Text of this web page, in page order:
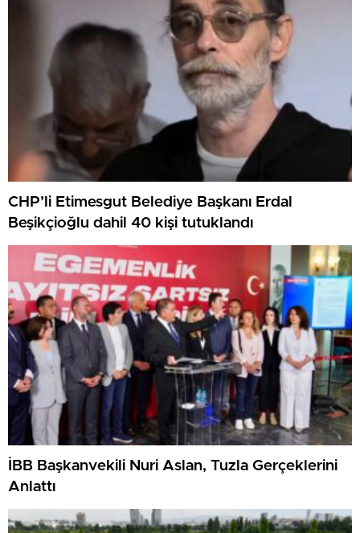
CHP’li Etimesgut Belediye Başkanı Erdal
Beşikçioğlu dahil 40 kişi tutuklandı
İBB Başkanvekili Nuri Aslan, Tuzla Gerçeklerini
Anlattı